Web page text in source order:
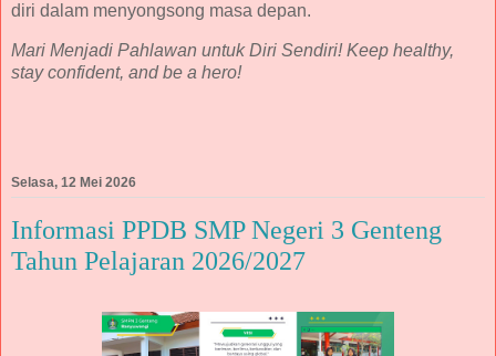
diri dalam menyongsong masa depan.
Mari Menjadi Pahlawan untuk Diri Sendiri! Keep healthy,
stay confident, and be a hero!
Selasa, 12 Mei 2026
Informasi PPDB SMP Negeri 3 Genteng
Tahun Pelajaran 2026/2027